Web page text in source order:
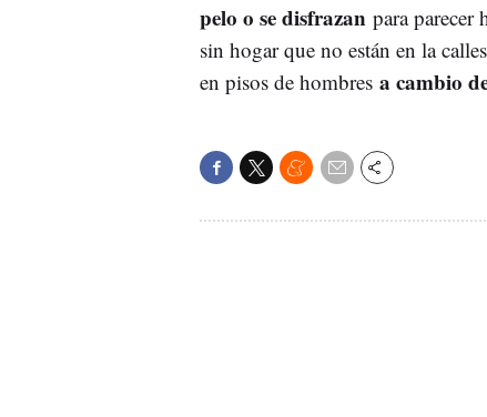
pelo o se disfrazan para parecer
sin hogar que no están en la
en pisos de hombres a cambio